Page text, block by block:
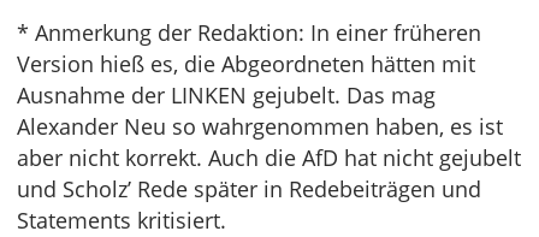
* Anmerkung der Redaktion: In einer früheren
Version hieß es, die Abgeordneten hätten mit
Ausnahme der LINKEN gejubelt. Das mag
Alexander Neu so wahrgenommen haben, es ist
aber nicht korrekt. Auch die AfD hat nicht gejubelt
und Scholz’ Rede später in Redebeiträgen und
Statements kritisiert.